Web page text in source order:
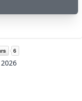
2026